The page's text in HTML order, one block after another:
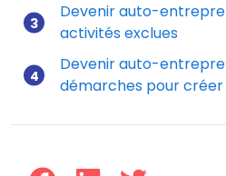
Devenir auto-
activités exclues
Devenir auto-
démarches pour